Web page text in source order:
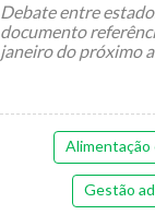
Debate entre
documento
janeiro do próximo
Alimentação
Gestão